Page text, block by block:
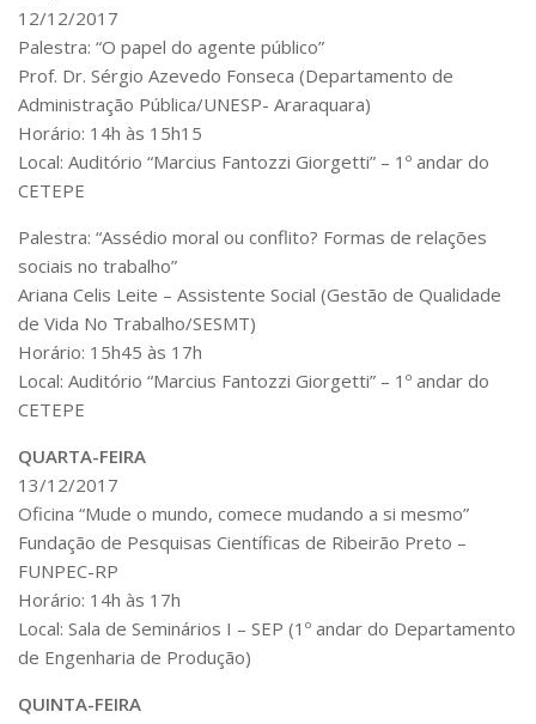
Conselho Gestor
Dirigentes
Notícias e Eventos
Informações para ingressantes
Fale Conosco
Telefones e E-mails
Enviar Mensagem
Ouvidoria do Campus
Urgências
12/12/2017
Palestra: “O papel do agente público”
Prof. Dr. Sérgio Azevedo Fonseca (Departamento de
Administração Pública/UNESP- Araraquara)
Horário: 14h às 15h15
Local: Auditório “Marcius Fantozzi Giorgetti” – 1º andar do
CETEPE
Palestra: “Assédio moral ou conflito? Formas de relações
sociais no trabalho”
Ariana Celis Leite – Assistente Social (Gestão de Qualidade
de Vida No Trabalho/SESMT)
Horário: 15h45 às 17h
Local: Auditório “Marcius Fantozzi Giorgetti” – 1º andar do
CETEPE
QUARTA-FEIRA
13/12/2017
Oficina “Mude o mundo, comece mudando a si mesmo”
Fundação de Pesquisas Científicas de Ribeirão Preto –
FUNPEC-RP
Horário: 14h às 17h
Local: Sala de Seminários I – SEP (1º andar do Departamento
de Engenharia de Produção)
QUINTA-FEIRA